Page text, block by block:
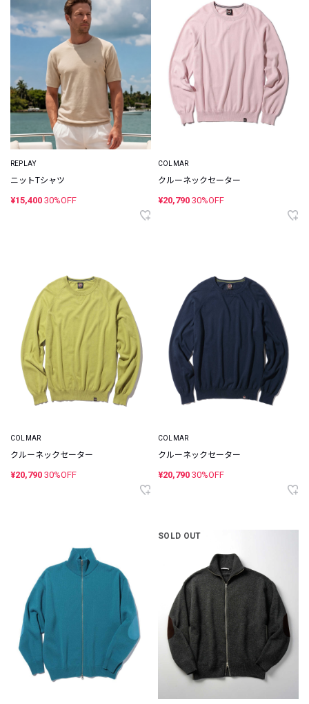
REPLAY
ニットTシャツ
¥15,400 30%OFF
COLMAR
クルーネックセーター
¥20,790 30%OFF
COLMAR
クルーネックセーター
¥20,790 30%OFF
COLMAR
クルーネックセーター
¥20,790 30%OFF
SOLD OUT